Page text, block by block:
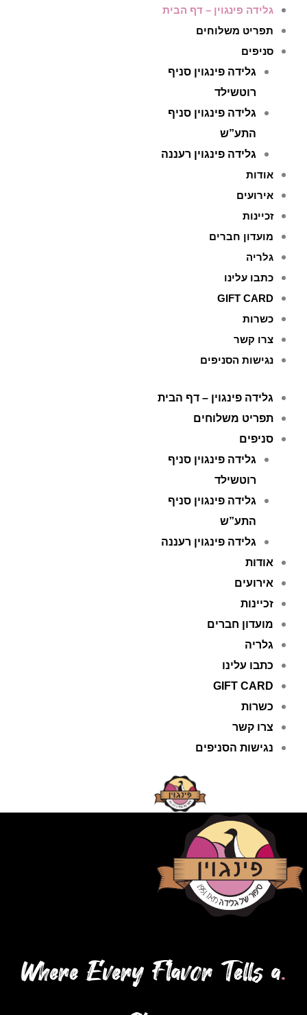
דילוג
לתוכן
גלידה פינגוין – דף הבית
תפריט משלוחים
סניפים
גלידה פינגוין סניף
רוטשילד
גלידה פינגוין סניף
התע”ש
גלידה פינגוין רעננה
אודות
אירועים
זכיינות
מועדון חברים
גלריה
כתבו עלינו
GIFT CARD
כשרות
צרו קשר
נגישות הסניפים
גלידה פינגוין – דף הבית
תפריט משלוחים
סניפים
גלידה פינגוין סניף
רוטשילד
גלידה פינגוין סניף
התע”ש
גלידה פינגוין רעננה
אודות
אירועים
זכיינות
מועדון חברים
גלריה
כתבו עלינו
GIFT CARD
כשרות
צרו קשר
נגישות הסניפים
.
Where Every Flavor Tells a